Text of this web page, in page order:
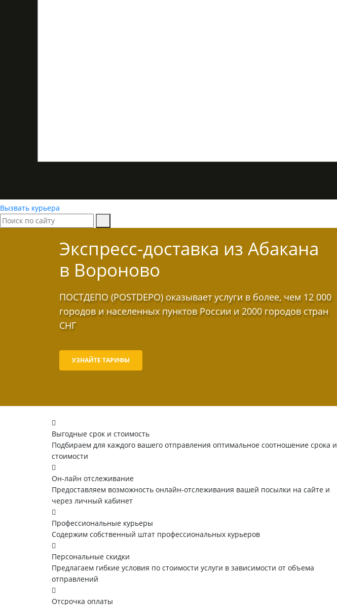
Вызвать курьера
Экспресс-доставка из Абакана
в Вороново
ПОСТДЕПО (POSTDEPO) оказывает услуги в более, чем 12 000
городов и населенных пунктов России и 2000 городов стран
СНГ
УЗНАЙТЕ ТАРИФЫ
Выгодные срок и стоимость
Подбираем для каждого вашего отправления оптимальное соотношение срока и
стоимости
Он-лайн отслеживание
Предоставляем возможность онлайн-отслеживания вашей посылки на сайте и
через личный кабинет
Профессиональные курьеры
Содержим собственный штат профессиональных курьеров
Персональные скидки
Предлагаем гибкие условия по стоимости услуги в зависимости от объема
отправлений
Отсрочка оплаты